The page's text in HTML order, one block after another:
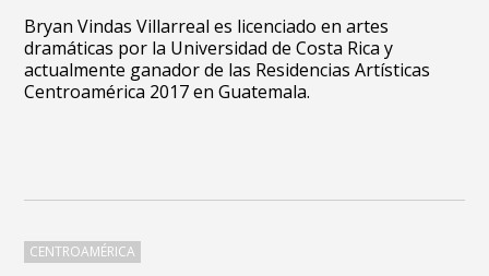
Bryan Vindas Villarreal es licenciado en artes
dramáticas por la Universidad de Costa Rica y
actualmente ganador de las Residencias Artísticas
Centroamérica 2017 en Guatemala.
CENTROAMÉRICA